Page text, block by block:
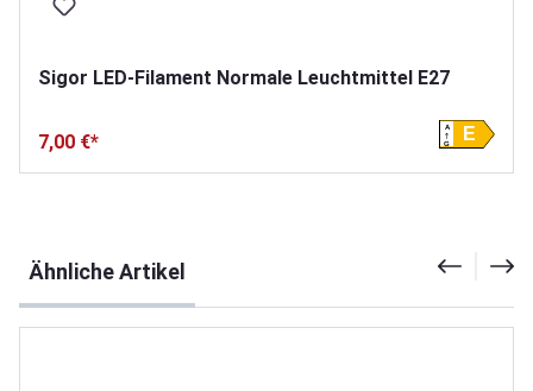
Sigor LED-Filament Normale Leuchtmittel E27
7,00 €* E
A
G
Ähnliche Artikel